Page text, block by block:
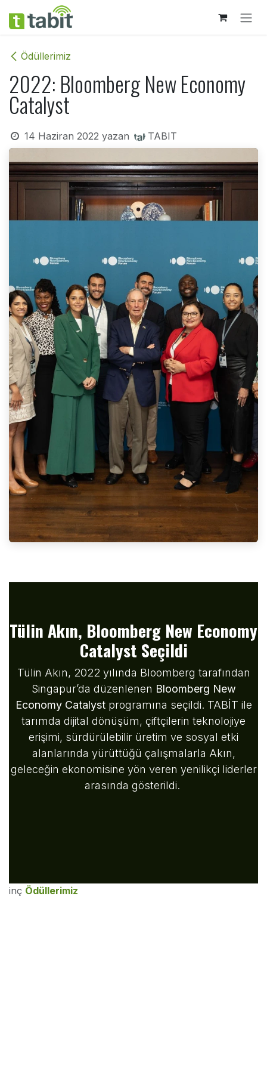
İçereği Atla
Ödüllerimiz
2022: Bloomberg New Economy
Catalyst
14 Haziran 2022 yazan TABIT
Tülin Akın, Bloomberg New Economy
Catalyst Seçildi
Tülin Akın, 2022 yılında Bloomberg tarafından
Singapur’da düzenlenen Bloomberg New
Economy Catalystprogramına seçildi. TABİT ile
tarımda dijital dönüşüm, çiftçilerin teknolojiye
erişimi, sürdürülebilir üretim ve sosyal etki
alanlarında yürüttüğü çalışmalarla Akın,
geleceğin ekonomisine yön veren yenilikçi liderler
arasında gösterildi.
inç Ödüllerimiz